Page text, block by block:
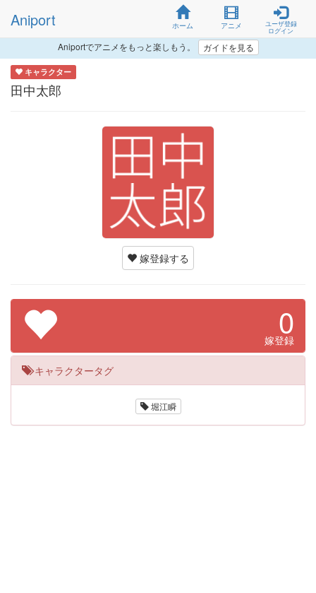
Aniport ホーム アニメ
ユーザ登録
ログイン
Aniportでアニメをもっと楽しもう。 ガイドを見る
キャラクター
田中太郎
嫁登録する
0
嫁登録
キャラクタータグ
堀江瞬